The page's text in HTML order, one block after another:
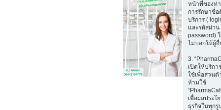
หน้าที่ของท่า
การรักษาชื่
บริการ (
และรหัสผ่าน
password)
ไม่บอกให้ผู้
3.
เปิดให้บริกา
ใช้เพื่อส่วนตั
ห้ามใช้
เพื่อผลประโ
ธุรกิจในทุก